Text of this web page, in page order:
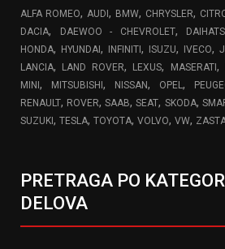
ALFA ROMEO, AUDI, BMW, CHRYSLER,
DACIA, DAEWOO - CHEVROLET,
HONDA, HYUNDAI, INFINITI, ISUZU, IVECO,
LANCIA, LAND ROVER, LEXUS, MASERATI,
MINI, MITSUBISHI, NISSAN, OPEL ,
RENAULT, ROVER,SAAB,SEAT, SKODA,
SUZUKI, TESLA, TOYOTA, VOLVO, VW,
PRETRAGA PO
DELOVA